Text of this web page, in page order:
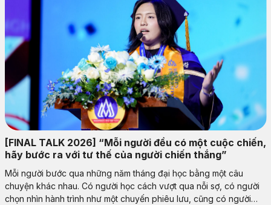
[FINAL TALK 2026] “Mỗi người đều có một cuộc chiến,
hãy bước ra với tư thế của người chiến thắng”
Mỗi người bước qua những năm tháng đại học bằng một câu
chuyện khác nhau. Có người học cách vượt qua nỗi sợ, có người
chọn nhìn hành trình như một chuyến phiêu lưu, cũng có người